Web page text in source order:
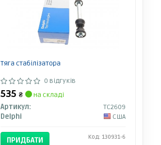
Тяга стабілізатора
0 відгуків
535₴
на складі
Артикул:
TC2609
Delphi
США
ПРИДБАТИ Код: 130931-6